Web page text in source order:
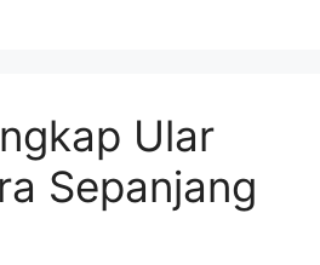
Ular
Sepanjang